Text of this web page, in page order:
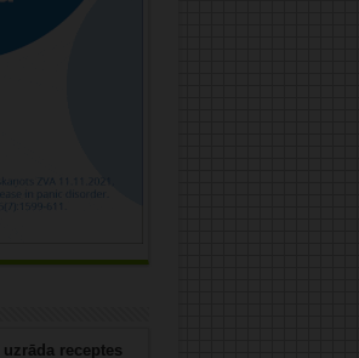
receptes